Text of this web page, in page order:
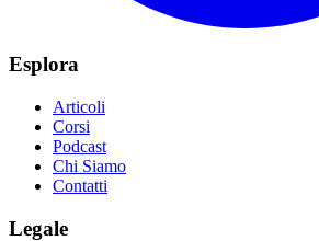
Esplora
Articoli
Corsi
Podcast
Chi Siamo
Contatti
Legale